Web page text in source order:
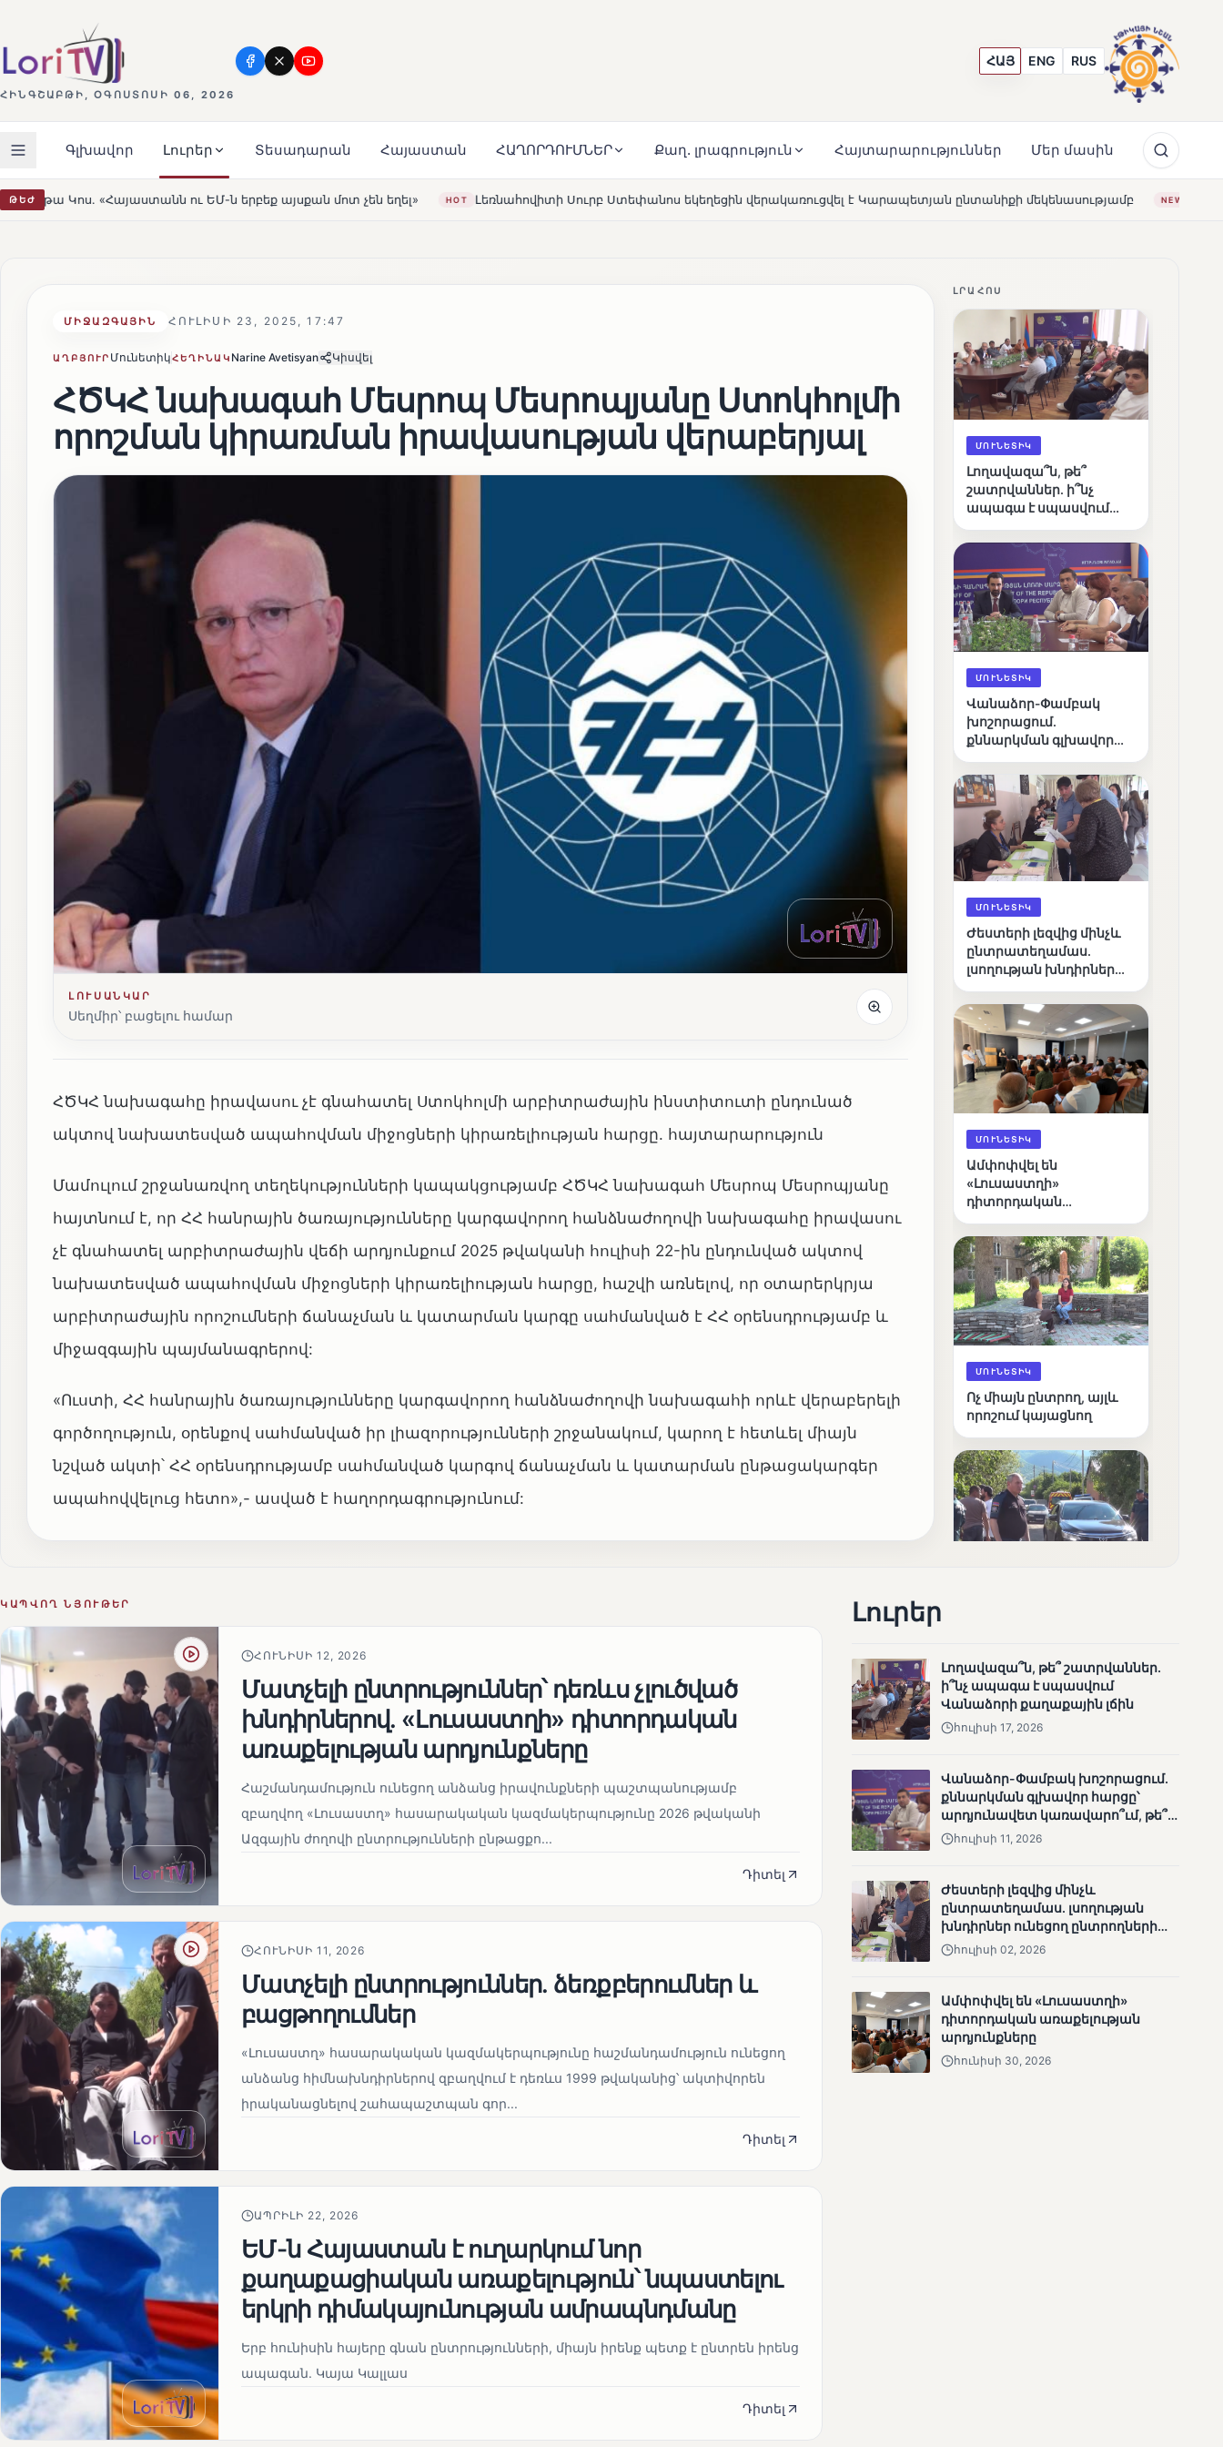
ՀԻՆԳՇԱԲԹԻ, ՕԳՈՍՏՈՍԻ 06, 2026
ՀԱՅ ENG RUS
Գլխավոր Լուրեր Տեսադարան Հայաստան ՀԱՂՈՐԴՈՒՄՆԵՐ Քաղ. լրագրություն Հայտարարություններ Մեր մասին
ԹԵԺ
ու ԵՄ-ն երբեք այսքան մոտ չեն եղել» HOT Լեռնահովիտի Սուրբ Ստեփանոս եկեղեցին վերակառուցվել է Կարապետյան ընտանիքի մեկենասությամբ NEWS Լողավազա՞ն, թե՞
ՄԻՋԱԶԳԱՅԻՆ ՀՈՒԼԻՍԻ 23, 2025, 17:47
ԱՂԲՅՈՒՐ ՄունետիկՀԵՂԻՆԱԿ Narine Avetisyan Կիսվել
ՀԾԿՀ նախագահ Մեսրոպ Մեսրոպյանը Ստոկհոլմի
որոշման կիրառման իրավասության վերաբերյալ
ԼՈՒՍԱՆԿԱՐ
Սեղմիր՝ բացելու համար
ՀԾԿՀ նախագահը իրավասու չէ գնահատել Ստոկհոլմի արբիտրաժային ինստիտուտի ընդունած
ակտով նախատեսված ապահովման միջոցների կիրառելիության հարցը. հայտարարություն
Մամուլում շրջանառվող տեղեկությունների կապակցությամբ ՀԾԿՀ նախագահ Մեսրոպ Մեսրոպյանը
հայտնում է, որ ՀՀ հանրային ծառայությունները կարգավորող հանձնաժողովի նախագահը իրավասու
չէ գնահատել արբիտրաժային վեճի արդյունքում 2025 թվականի հուլիսի 22-ին ընդունված ակտով
նախատեսված ապահովման միջոցների կիրառելիության հարցը, հաշվի առնելով, որ օտարերկրյա
արբիտրաժային որոշումների ճանաչման և կատարման կարգը սահմանված է ՀՀ օրենսդրությամբ և
միջազգային պայմանագրերով:
«Ուստի, ՀՀ հանրային ծառայությունները կարգավորող հանձնաժողովի նախագահի որևէ վերաբերելի
գործողություն, օրենքով սահմանված իր լիազորությունների շրջանակում, կարող է հետևել միայն
նշված ակտի՝ ՀՀ օրենսդրությամբ սահմանված կարգով ճանաչման և կատարման ընթացակարգեր
ապահովվելուց հետո»,- ասված է հաղորդագրությունում:
ԼՐԱՀՈՍ
ՄՈՒՆԵՏԻԿ
Լողավազա՞ն, թե՞
շատրվաններ. ի՞նչ
ապագա է սպասվում
լճին
ՄՈՒՆԵՏԻԿ
Վանաձոր-Փամբակ
խոշորացում.
քննարկման գլխավոր
կառավարո՞ւմ, թե՞
քաղաքական նպատակ
ՄՈՒՆԵՏԻԿ
Ժեստերի լեզվից մինչև
ընտրատեղամաս.
լսողության խնդիրներ
ճանապարհը
ՄՈՒՆԵՏԻԿ
Ամփոփվել են
«Լուսաստղի»
դիտորդական
արդյունքները
ՄՈՒՆԵՏԻԿ
Ոչ միայն ընտրող, այլև
որոշում կայացնող
անչափահասների
որոնողական
աշխատանքները
ՄՈՒՆԵՏԻԿ
Մատչելի
չլուծված խնդիրներով.
«Լուսաստղի»
դիտորդական
առաքելության
արդյունքները
ԿԱՊՎՈՂ ՆՅՈՒԹԵՐ
ՀՈՒՆԻՍԻ 12, 2026
Մատչելի ընտրություններ՝ դեռևս չլուծված
խնդիրներով. «Լուսաստղի» դիտորդական
առաքելության արդյունքները
Հաշմանդամություն ունեցող անձանց իրավունքների պաշտպանությամբ
զբաղվող «Լուսաստղ» հասարակական կազմակերպությունը 2026 թվականի
Ազգային ժողովի ընտրությունների ընթացքո...
Դիտել
ՀՈՒՆԻՍԻ 11, 2026
Մատչելի ընտրություններ. ձեռքբերումներ և
բացթողումներ
«Լուսաստղ» հասարակական կազմակերպությունը հաշմանդամություն ունեցող
անձանց հիմնախնդիրներով զբաղվում է դեռևս 1999 թվականից՝ ակտիվորեն
իրականացնելով շահապաշտպան գոր...
Դիտել
ԱՊՐԻԼԻ 22, 2026
ԵՄ-ն Հայաստան է ուղարկում նոր
քաղաքացիական առաքելություն՝ նպաստելու
երկրի դիմակայունության ամրապնդմանը
Երբ հունիսին հայերը գնան ընտրությունների, միայն իրենք պետք է ընտրեն իրենց
ապագան. Կայա Կալլաս
Դիտել
Լուրեր
Լողավազա՞ն, թե՞ շատրվաններ.
ի՞նչ ապագա է սպասվում
Վանաձորի քաղաքային լճին
հուլիսի 17, 2026
Վանաձոր-Փամբակ խոշորացում.
քննարկման գլխավոր հարցը՝
արդյունավետ կառավարո՞ւմ, թե՞
քաղաքական նպատակ
հուլիսի 11, 2026
Ժեստերի լեզվից մինչև
ընտրատեղամաս. լսողության
խնդիրներ ունեցող ընտրողների
ճանապարհը
հուլիսի 02, 2026
Ամփոփվել են «Լուսաստղի»
դիտորդական առաքելության
արդյունքները
հունիսի 30, 2026